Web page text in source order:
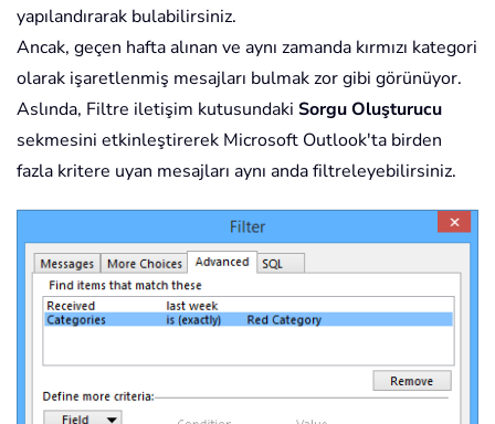
yapılandırarak bulabilirsiniz.
Ancak, geçen hafta alınan ve aynı zamanda kırmızı kategori
olarak işaretlenmiş mesajları bulmak zor gibi görünüyor.
Aslında, Filtre iletişim kutusundaki Sorgu Oluşturucu
sekmesini etkinleştirerek Microsoft Outlook'ta birden
fazla kritere uyan mesajları aynı anda filtreleyebilirsiniz.